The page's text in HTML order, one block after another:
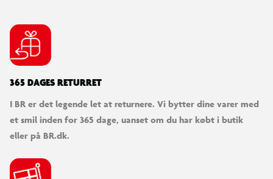
365 DAGES RETURRET
I BR er det legende let at returnere. Vi bytter dine varer med
et smil inden for 365 dage, uanset om du har købt i butik
eller på BR.dk.